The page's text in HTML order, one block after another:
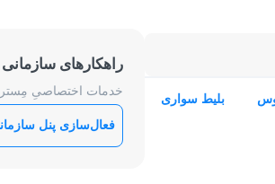
بلیط سواری
راهکارهای سازمانی
خدمات اختصاصیِ
فعال‌سازی پنل